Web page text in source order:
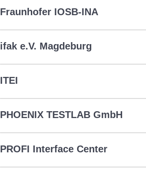
Fraunhofer IOSB-INA
ifak e.V. Magdeburg
ITEI
PHOENIX TESTLAB GmbH
PROFI Interface Center